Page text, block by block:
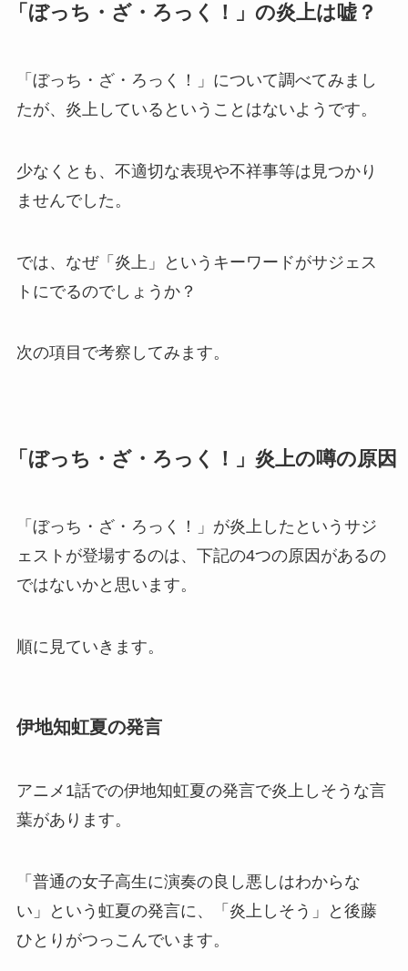
「ぼっち・ざ・ろっく！」の炎上は嘘？
「ぼっち・ざ・ろっく！」について調べてみまし
たが、炎上しているということはないようです。
少なくとも、不適切な表現や不祥事等は見つかり
ませんでした。
では、なぜ「炎上」というキーワードがサジェス
トにでるのでしょうか？
次の項目で考察してみます。
「ぼっち・ざ・ろっく！」炎上の噂の原因
「ぼっち・ざ・ろっく！」が炎上したというサジ
ェストが登場するのは、下記の4つの原因があるの
ではないかと思います。
順に見ていきます。
伊地知虹夏の発言
アニメ1話での伊地知虹夏の発言で炎上しそうな言
葉があります。
「普通の女子高生に演奏の良し悪しはわからな
い」という虹夏の発言に、「炎上しそう」と後藤
ひとりがつっこんでいます。